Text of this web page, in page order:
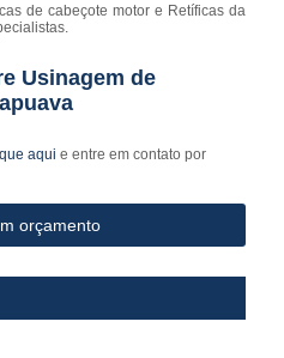
de cabeçote motor e Retíficas da
Usinagem de
aqui e entre em contato por
orçamento